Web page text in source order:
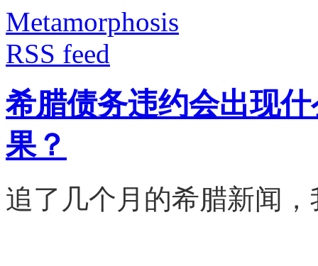
Metamorphosis
RSS feed
希腊债务违约会出现
果？
追了几个月的希腊新闻